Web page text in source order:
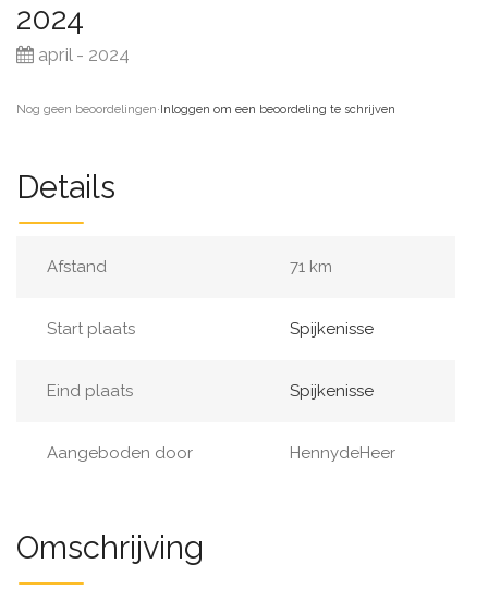
2024
april - 2024
Nog geen beoordelingen·Inloggen om een beoordeling te schrijven
Details
Afstand 71 km
Start plaats Spijkenisse
Eind plaats Spijkenisse
Aangeboden door HennydeHeer
Omschrijving